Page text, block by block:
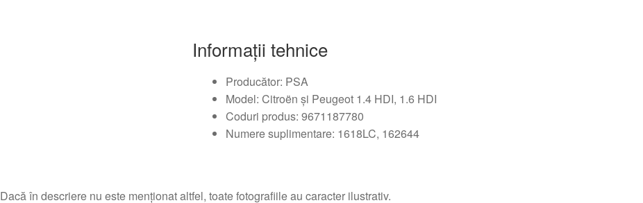
Informații tehnice
Producător: PSA
Model: Citroën și Peugeot 1.4 HDI, 1.6 HDI
Coduri produs: 9671187780
Numere suplimentare: 1618LC, 162644
Dacă în descriere nu este menționat altfel, toate fotografiile au caracter ilustrativ.